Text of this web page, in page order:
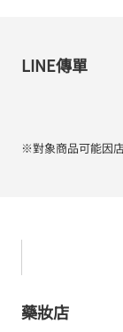
LINE傳單
※對象商品可能因店
藥妝店